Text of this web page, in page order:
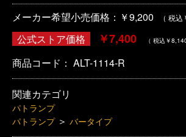
メーカー希望小売価格：￥9,200 （ 税
公式ストア価格 ￥7,400 （ 税込￥
商品コード： ALT-1114-R
関連カテゴリ
パトランプ
パトランプ ＞ バータイプ